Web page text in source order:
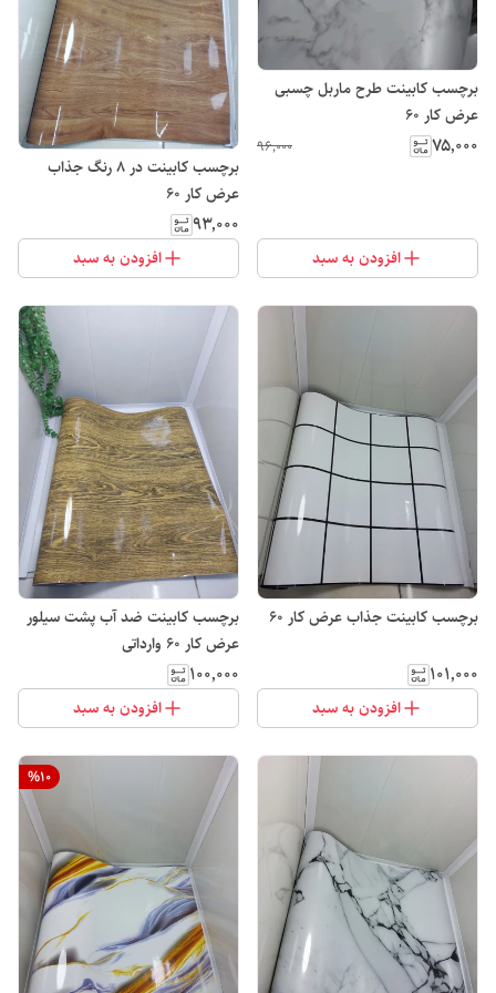
برچسب کابینت طرح ماربل چسبی
عرض کار ۶۰
۷۵٬۰۰۰ ۹۶٬۰۰۰
افزودن به سبد
برچسب کابینت در 8 رنگ جذاب
عرض کار ۶۰
۹۳٬۰۰۰
افزودن به سبد
برچسب کابینت جذاب عرض کار 60
۱۰۱٬۰۰۰
افزودن به سبد
برچسب کابینت ضد آب پشت سیلور
عرض کار 60 وارداتی
۱۰۰٬۰۰۰
افزودن به سبد
%10